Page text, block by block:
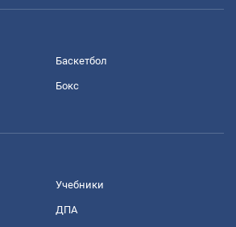
Баскетбол
Бокс
Учебники
ДПА